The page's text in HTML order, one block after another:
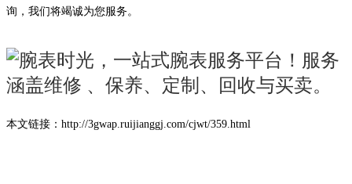
询，我们将竭诚为您服务。
本文链接：http://3gwap.ruijianggj.com/cjwt/359.html